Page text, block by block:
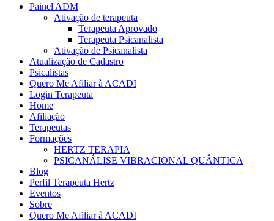
Painel ADM
Ativação de terapeuta
Terapeuta Aprovado
Terapeuta Psicanalista
Ativação de Psicanalista
Atualização de Cadastro
Psicalistas
Quero Me Afiliar à ACADI
Login Terapeuta
Home
Afiliação
Terapeutas
Formações
HERTZ TERAPIA
PSICANÁLISE VIBRACIONAL QUÂNTICA
Blog
Perfil Terapeuta Hertz
Eventos
Sobre
Quero Me Afiliar à ACADI